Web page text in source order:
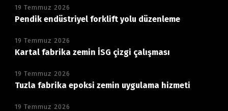
19 Temmuz 2026
Pendik endüstriyel forklift yolu düzenleme
19 Temmuz 2026
Kartal fabrika zemin İSG çizgi çalışması
19 Temmuz 2026
Tuzla fabrika epoksi zemin uygulama hizmeti
19 Temmuz 2026